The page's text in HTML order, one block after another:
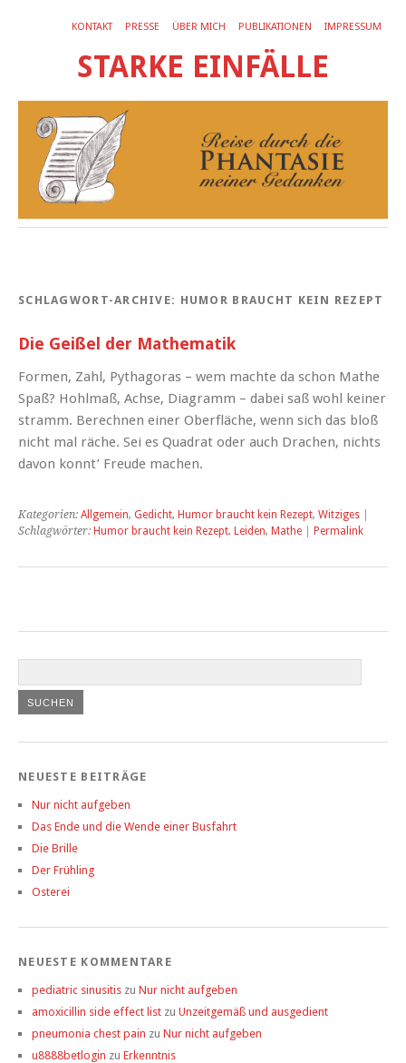
KONTAKT PRESSE ÜBER MICH PUBLIKATIONEN IMPRESSUM
STARKE EINFÄLLE
SCHLAGWORT-ARCHIVE: HUMOR BRAUCHT KEIN REZEPT
Die Geißel der Mathematik
Formen, Zahl, Pythagoras – wem machte da schon Mathe
Spaß? Hohlmaß, Achse, Diagramm – dabei saß wohl keiner
stramm. Berechnen einer Oberfläche, wenn sich das bloß
nicht mal räche. Sei es Quadrat oder auch Drachen, nichts
davon konnt’ Freude machen.
Kategorien: Allgemein, Gedicht, Humor braucht kein Rezept, Witziges
Schlagwörter: Humor braucht kein Rezept, Leiden, Mathe Permalink
NEUESTE BEITRÄGE
Nur nicht aufgeben
Das Ende und die Wende einer Busfahrt
Die Brille
Der Frühling
Osterei
NEUESTE KOMMENTARE
pediatric sinusitis zu Nur nicht aufgeben
amoxicillin side effect list zu Unzeitgemäß und ausgedient
pneumonia chest pain zu Nur nicht aufgeben
u8888betlogin zu Erkenntnis